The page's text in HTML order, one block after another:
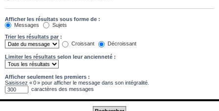
Afficher les résultats sous forme de :
Messages
Sujets
Trier les résultats par :
Croissant
Décroissant
Limiter les résultats selon leur ancienneté :
Afficher seulement les premiers :
Saisissez « 0 » pour afficher le message dans son intégralité.
caractères des messages